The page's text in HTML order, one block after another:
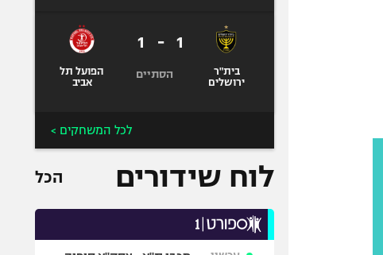
בית"ר
ירושלים
1
-
1
הסתיים
הפועל תל
אביב
לכל המשחקים >
לוח שידורים הכל